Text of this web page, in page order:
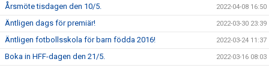
Årsmöte tisdagen den 10/5. 2022-04-08 16:50
Äntligen dags för premiär! 2022-03-30 23:39
Äntligen fotbollsskola för barn födda 2016! 2022-03-24 11:37
Boka in HFF-dagen den 21/5. 2022-03-16 08:03